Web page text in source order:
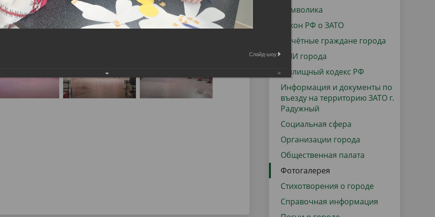
Технопарковая зона
Городская среда
проекты Реализация Национальных проектов
закупки Муниципальный контроль
Региональный контроль
Поддержка малого и среднего
предпринимательства
Символика
Закон РФ о ЗАТО
Почётные граждане города
СМИ города
Жилищный кодекс РФ
Информация и документы по
въезду на территорию ЗАТО г.
Радужный
Социальная сфера
Организации города
Общественная палата
Фотогалерея
Стихотворения о городе
Справочная информация
Слайд-шоу: